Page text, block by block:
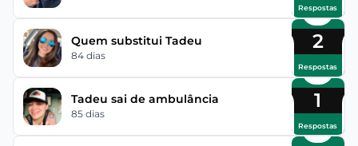
Respostas
Quem substitui Tadeu
84 dias
2
Respostas
Tadeu sai de ambulância
85 dias
1
Respostas